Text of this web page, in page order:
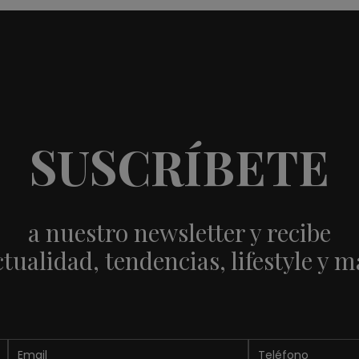
SUSCRÍBETE
a nuestro newsletter y recibe
tendencias, lifestyle y